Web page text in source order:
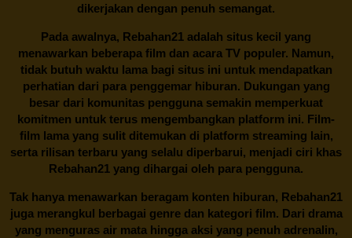
dikerjakan dengan penuh semangat.
Pada awalnya, Rebahan21 adalah situs kecil yang
menawarkan beberapa film dan acara TV populer. Namun,
tidak butuh waktu lama bagi situs ini untuk mendapatkan
perhatian dari para penggemar hiburan. Dukungan yang
besar dari komunitas pengguna semakin memperkuat
komitmen untuk terus mengembangkan platform ini. Film-
film lama yang sulit ditemukan di platform streaming lain,
serta rilisan terbaru yang selalu diperbarui, menjadi ciri khas
Rebahan21 yang dihargai oleh para pengguna.
Tak hanya menawarkan beragam konten hiburan, Rebahan21
juga merangkul berbagai genre dan kategori film. Dari drama
yang menguras air mata hingga aksi yang penuh adrenalin,